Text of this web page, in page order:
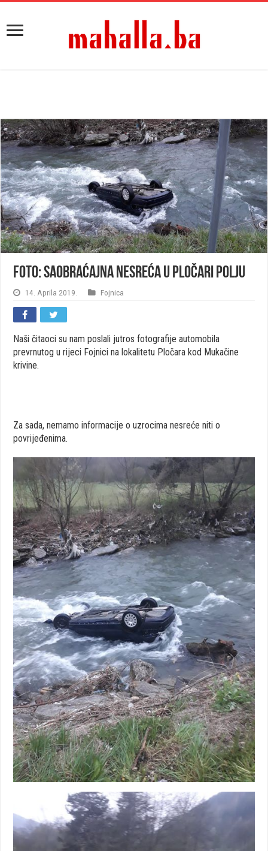
FOTO: Saobraćajna nesreća u Pločari Polju
14. Aprila 2019. Fojnica
Naši čitaoci su nam poslali jutros fotografije automobila
prevrnutog u rijeci Fojnici na lokalitetu Pločara kod Mukačine
krivine.
Za sada, nemamo informacije o uzrocima nesreće niti o
povrijeđenima.